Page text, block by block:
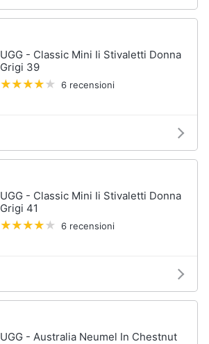
UGG - Classic Mini Ii Stivaletti Donna
Grigi 39
6 recensioni
UGG - Classic Mini Ii Stivaletti Donna
Grigi 41
6 recensioni
UGG - Australia Neumel In Chestnut